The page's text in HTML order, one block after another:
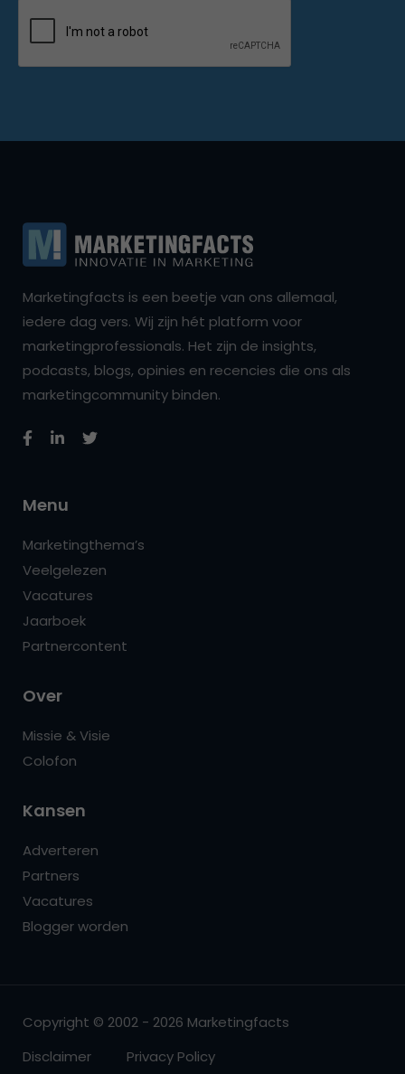
Marketingfacts is een beetje van ons allemaal,
iedere dag vers. Wij zijn hét platform voor
marketingprofessionals. Het zijn de insights,
podcasts, blogs, opinies en recencies die ons als
marketingcommunity binden.
Menu
Marketingthema’s
Veelgelezen
Vacatures
Jaarboek
Partnercontent
Over
Missie & Visie
Colofon
Kansen
Adverteren
Partners
Vacatures
Blogger worden
Copyright © 2002 - 2026 Marketingfacts
Disclaimer
Privacy Policy